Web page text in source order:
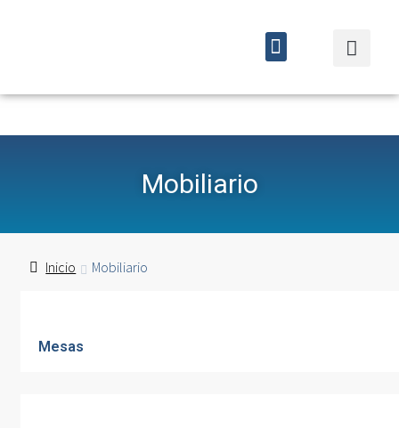
Mobiliario
Inicio Mobiliario
Mesas